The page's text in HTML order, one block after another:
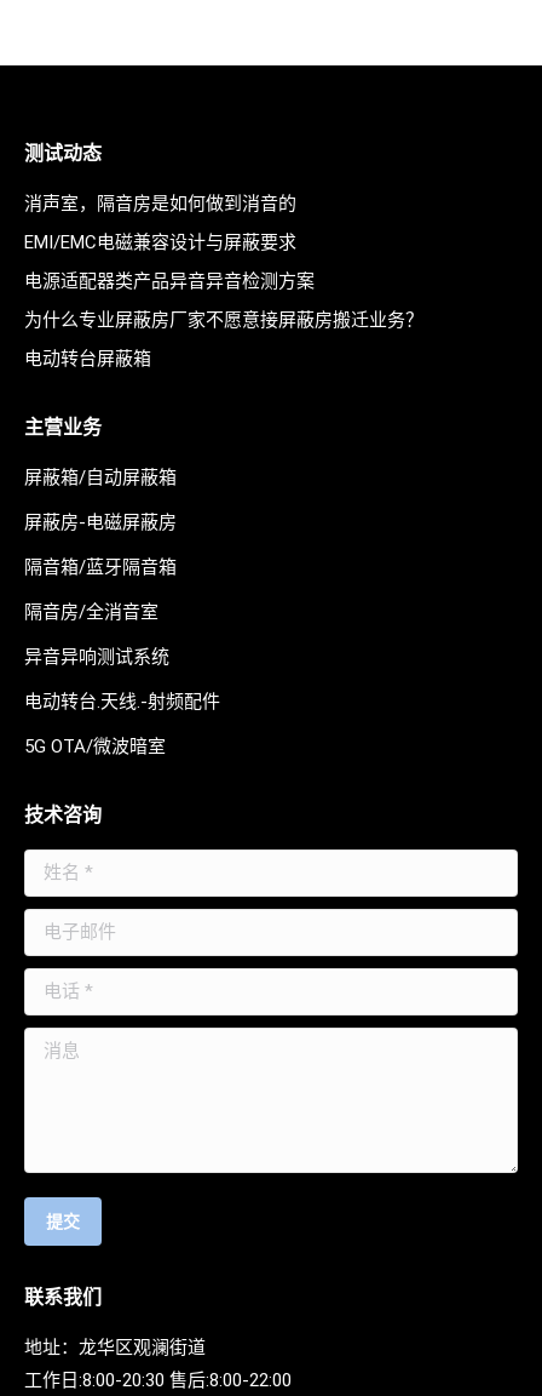
测试动态
消声室，隔音房是如何做到消音的
EMI/EMC电磁兼容设计与屏蔽要求
电源适配器类产品异音异音检测方案
为什么专业屏蔽房厂家不愿意接屏蔽房搬迁业务？
电动转台屏蔽箱
主营业务
屏蔽箱/自动屏蔽箱
屏蔽房-电磁屏蔽房
隔音箱/蓝牙隔音箱
隔音房/全消音室
异音异响测试系统
电动转台.天线.-射频配件
5G OTA/微波暗室
技术咨询
姓名 *
电子邮件
电话 *
消息
提交
联系我们
地址：龙华区观澜街道
工作日:8:00-20:30 售后:8:00-22:00